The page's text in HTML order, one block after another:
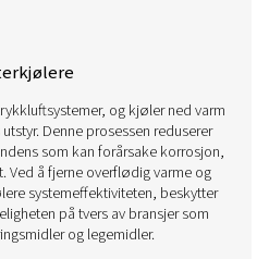
er avgjørende for å fjerne olje fra
samsvar med miljøforskrifter
trykkluft, blandes
som må behandles på riktig
olje-vannseparator kan
skade avløpssystemer og
å skille olje fra vann på en